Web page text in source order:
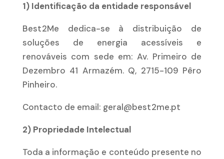
1) Identificação da entidade responsável
Best2Me dedica-se à distribuição de
soluções de energia acessíveis e
renováveis com sede em: Av. Primeiro de
Dezembro 41 Armazém. Q, 2715-109 Pêro
Pinheiro.
Contacto de email: geral@best2me.pt
2) Propriedade Intelectual
Toda a informação e conteúdo presente no